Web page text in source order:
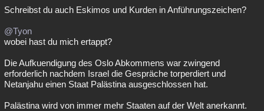
Schreibst du auch Eskimos und Kurden in Anführungszeichen?
@Tyon
wobei hast du mich ertappt?
Die Aufkuendigung des Oslo Abkommens war zwingend
erforderlich nachdem Israel die Gespräche torperdiert und
Netanjahu einen Staat Palästina ausgeschlossen hat.
Palästina wird von immer mehr Staaten auf der Welt anerkannt.